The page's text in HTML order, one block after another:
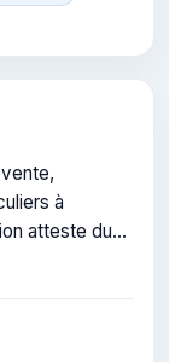
à
atteste du